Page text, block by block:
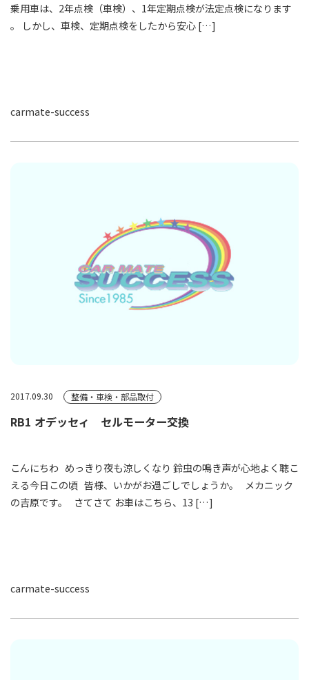
乗用車は、2年点検（車検）、1年定期点検が法定点検になります
。 しかし、車検、定期点検をしたから安心 […]
carmate-success
2017.09.30 整備・車検・部品取付
RB1 オデッセィ セルモーター交換
こんにちわ めっきり夜も涼しくなり 鈴虫の鳴き声が心地よく聴こ
える今日この頃 皆様、いかがお過ごしでしょうか。 メカニック
の吉原です。 さてさて お車はこちら、13 […]
carmate-success